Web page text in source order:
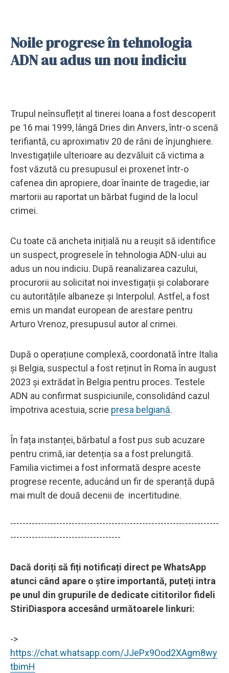
Noile progrese în tehnologia
ADN au adus un nou indiciu
Trupul neînsuflețit al tinerei Ioana a fost descoperit
pe 16 mai 1999, lângă Dries din Anvers, într-o scenă
terifiantă, cu aproximativ 20 de răni de înjunghiere.
Investigațiile ulterioare au dezvăluit că victima a
fost văzută cu presupusul ei proxenet într-o
cafenea din apropiere, doar înainte de tragedie, iar
martorii au raportat un bărbat fugind de la locul
crimei.
Cu toate că ancheta inițială nu a reușit să identifice
un suspect, progresele în tehnologia ADN-ului au
adus un nou indiciu. După reanalizarea cazului,
procurorii au solicitat noi investigații și colaborare
cu autoritățile albaneze și Interpolul. Astfel, a fost
emis un mandat european de arestare pentru
Arturo Vrenoz, presupusul autor al crimei.
După o operațiune complexă, coordonată între Italia
și Belgia, suspectul a fost reținut în Roma în august
2023 și extrădat în Belgia pentru proces. Testele
ADN au confirmat suspiciunile, consolidând cazul
împotriva acestuia, scrie presa belgiană.
În fața instanței, bărbatul a fost pus sub acuzare
pentru crimă, iar detenția sa a fost prelungită.
Familia victimei a fost informată despre aceste
progrese recente, aducând un fir de speranță după
mai mult de două decenii de incertitudine.
--------------------------------------------------------------------
------------------------------------
Dacă doriți să fiți notificați direct pe WhatsApp
atunci când apare o știre importantă, puteți intra
pe unul din grupurile de dedicate cititorilor fideli
StiriDiaspora accesând următoarele linkuri:
->
https://chat.whatsapp.com/JJePx9Ood2XAgm8wy
tbimH